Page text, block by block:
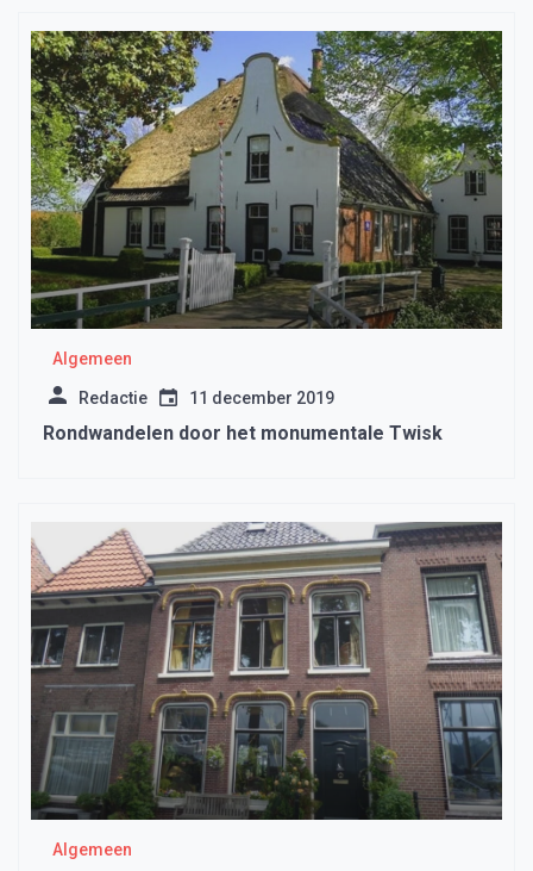
Algemeen
Redactie 11 december 2019
Rondwandelen door het monumentale Twisk
Algemeen